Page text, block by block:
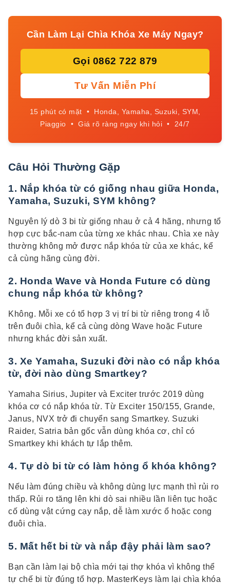
Cần Làm Lại Chìa Khóa Xe Máy Ngay?
Gọi 0862 722 879
Tư Vấn Miễn Phí
15 phút có mặt • Honda, Yamaha, Suzuki, SYM,
Piaggio • Giá rõ ràng ngay khi hỏi • 24/7
Câu Hỏi Thường Gặp
1. Nắp khóa từ có giống nhau giữa Honda,
Yamaha, Suzuki, SYM không?
Nguyên lý dò 3 bi từ giống nhau ở cả 4 hãng, nhưng tổ
hợp cực bắc-nam của từng xe khác nhau. Chìa xe này
thường không mở được nắp khóa từ của xe khác, kể
cả cùng hãng cùng đời.
2. Honda Wave và Honda Future có dùng
chung nắp khóa từ không?
Không. Mỗi xe có tổ hợp 3 vị trí bi từ riêng trong 4 lỗ
trên đuôi chìa, kể cả cùng dòng Wave hoặc Future
nhưng khác đời sản xuất.
3. Xe Yamaha, Suzuki đời nào có nắp khóa
từ, đời nào dùng Smartkey?
Yamaha Sirius, Jupiter và Exciter trước 2019 dùng
khóa cơ có nắp khóa từ. Từ Exciter 150/155, Grande,
Janus, NVX trở đi chuyển sang Smartkey. Suzuki
Raider, Satria bản gốc vẫn dùng khóa cơ, chỉ có
Smartkey khi khách tự lắp thêm.
4. Tự dò bi từ có làm hỏng ổ khóa không?
Nếu làm đúng chiều và không dùng lực mạnh thì rủi ro
thấp. Rủi ro tăng lên khi dò sai nhiều lần liên tục hoặc
cố dùng vật cứng cạy nắp, dễ làm xước ổ hoặc cong
đuôi chìa.
5. Mất hết bi từ và nắp đậy phải làm sao?
Bạn cần làm lại bộ chìa mới tại thợ khóa vì không thể
tự chế bi từ đúng tổ hợp. MasterKeys làm lại chìa khóa